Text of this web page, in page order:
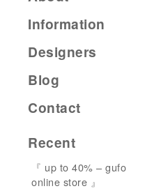
Information
Designers
Blog
Contact
Recent
『 up to 40% – gufo
online store 』